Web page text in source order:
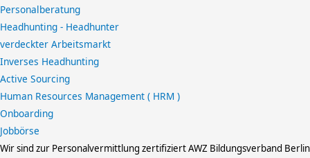
Personalberatung
Headhunting - Headhunter
verdeckter Arbeitsmarkt
Inverses Headhunting
Active Sourcing
Human Resources Management ( HRM )
Onboarding
Jobbörse
Wir sind zur Personalvermittlung zertifiziertAWZ Bildungsverband Berlin